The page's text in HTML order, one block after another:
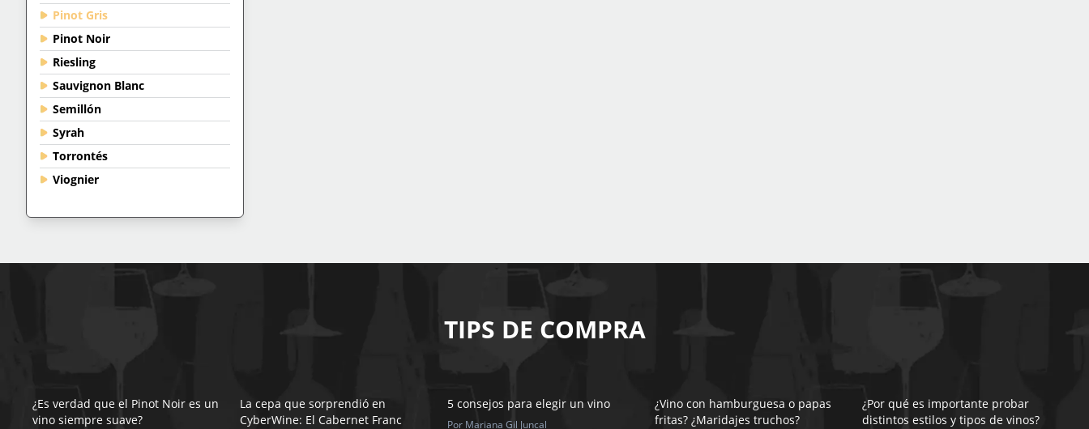
Pinot Gris
Pinot Noir
Riesling
Sauvignon Blanc
Semillón
Syrah
Torrontés
Viognier
TIPS DE COMPRA
¿Es verdad que el Pinot Noir es un
vino siempre suave?
La cepa que sorprendió en
CyberWine: El Cabernet Franc
5 consejos para elegir un vino
Por Mariana Gil Juncal
¿Vino con hamburguesa o papas
fritas? ¿Maridajes truchos?
¿Por qué es importante probar
distintos estilos y tipos de vinos?